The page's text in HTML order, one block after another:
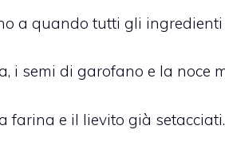
a quando tutti gli
i semi di garofano e la noce
farina e il lievito già setacciati.